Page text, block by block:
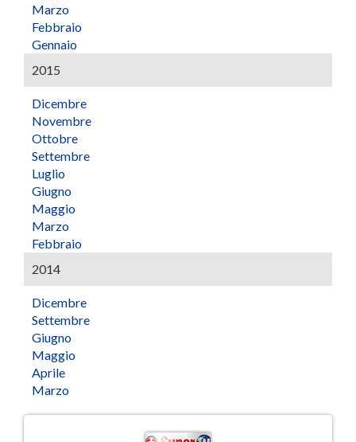
Marzo
Febbraio
Gennaio
2015
Dicembre
Novembre
Ottobre
Settembre
Luglio
Giugno
Maggio
Marzo
Febbraio
2014
Dicembre
Settembre
Giugno
Maggio
Aprile
Marzo